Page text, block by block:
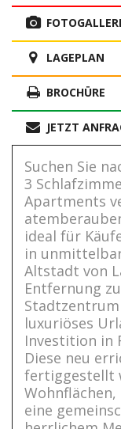
LAGEPLAN
BROCHÜRE
JETZT
Suchen Sie
3
Apartments
ideal für
in
Altstadt von
Entfernung
luxuriöses
Investition in
Diese neu
fertiggestellt
eine